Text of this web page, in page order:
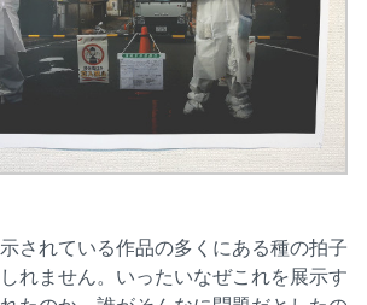
されている作品の多くにある種の拍子
れません。いったいなぜこれを展示す